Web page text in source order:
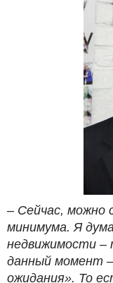
– Сейчас, можно
минимума. Я
недвижимости –
данный момент
ожидания». То